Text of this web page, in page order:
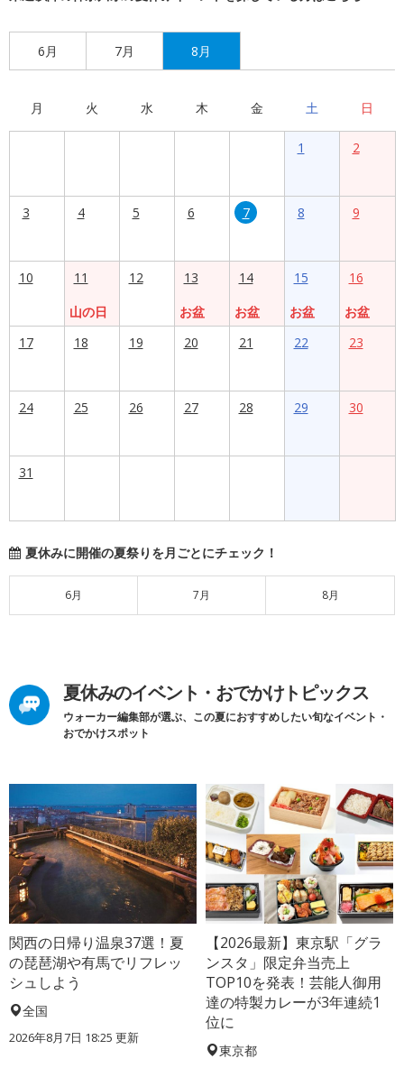
6月 7月 8月
月 火 水 木 金 土 日
1 2
3 4 5 6 7 8 9
10
11
山の日
12
13
お盆
14
お盆
15
お盆
16
お盆
17
18 19 20 21 22 23
24 25 26 27 28 29 30
31
夏休みに開催の夏祭りを月ごとにチェック！
6月 7月 8月
夏休みのイベント・おでかけトピックス
ウォーカー編集部が選ぶ、この夏におすすめしたい旬なイベント・
おでかけスポット
関西の日帰り温泉37選！夏
の琵琶湖や有馬でリフレッ
シュしよう
全国
2026年8月7日 18:25 更新
【2026最新】東京駅「グラ
ンスタ」限定弁当売上
TOP10を発表！芸能人御用
達の特製カレーが3年連続1
位に
東京都